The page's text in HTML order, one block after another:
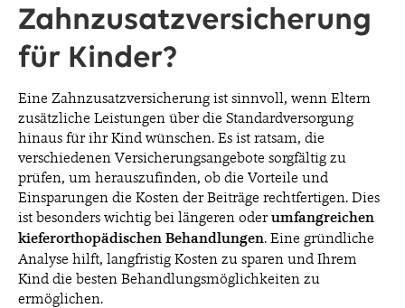
Zahnzusatzversicherung
für Kinder?
Eine Zahnzusatzversicherung ist sinnvoll, wenn Eltern
zusätzliche Leistungen über die Standardversorgung
hinaus für ihr Kind wünschen. Es ist ratsam, die
verschiedenen Versicherungsangebote sorgfältig zu
prüfen, um herauszufinden, ob die Vorteile und
Einsparungen die Kosten der Beiträge rechtfertigen. Dies
ist besonders wichtig bei längeren oderumfangreichen
kieferorthopädischen Behandlungen. Eine gründliche
Analyse hilft, langfristig Kosten zu sparen und Ihrem
Kind die besten Behandlungsmöglichkeiten zu
ermöglichen.